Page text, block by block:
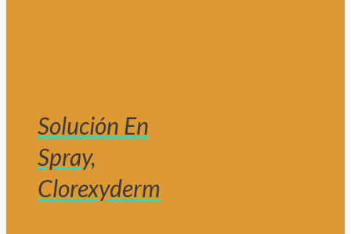
Solución En
Spray,
Clorexyderm